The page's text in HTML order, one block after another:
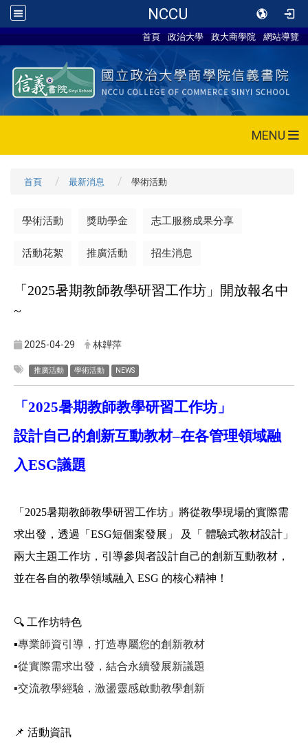
NCCU
首頁 政治大學 政大商學院 網站導覽
MENU
首頁 最新消息 學術活動
學術活動 獎助學金 志工服務成果分享
活動花絮 推廣活動 招生消息
「2025暑期教師教學研習工作坊」開放報名中
~
2025-04-29 林韡萍
推廣活動 學術活動 NEWS
「2025暑期教師教學研習工作坊」
設計自己的創新互動教材–在各管理領域融
入ESG議題
「2025暑期教師教學研習工作坊」將從教學現場的實際需
求出發，透過「ESG短個案發展」 及「 體驗式教材設計」
兩大主題工作坊，引導參與者設計自己的創新互動教材，
並在各自的教學領域融入 ESG 的核心精神！
🔍 工作坊特色
▪️專業師資引導，打造專屬您的創新教材
▪️從實際需求出發，結合永續發展新議題
▪️交流教學經驗，激盪靈感啟動教學創新
📌 活動資訊